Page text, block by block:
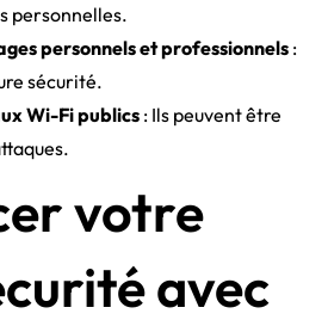
personnelles.
personnels et professionnels :
sécurité.
Wi-Fi publics : Ils peuvent être
votre
avec